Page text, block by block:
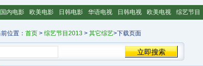
国内电影 欧美电影 日韩电影 华语电视 日韩电视 欧美电视 综艺节目
位置： 首页 > 综艺节目2013 > 其它综艺>下载页面